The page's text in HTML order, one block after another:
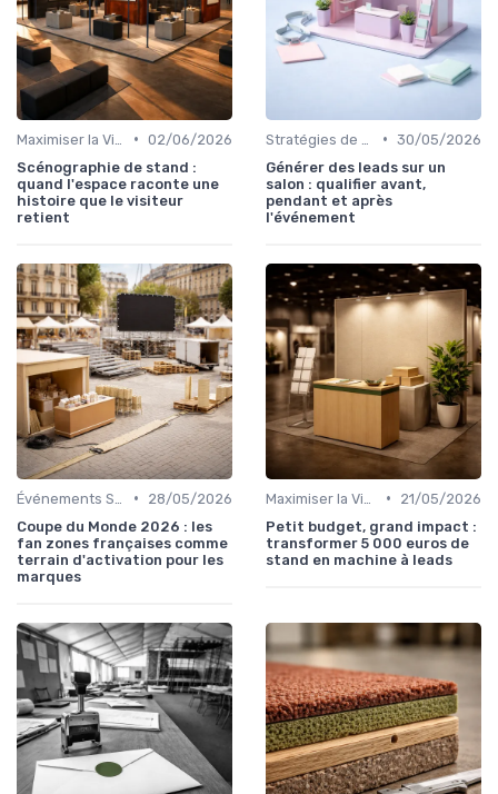
• 02/06/2026
Scénographie de stand :
quand l'espace raconte une
histoire que le visiteur
retient
• 30/05/2026
Générer des leads sur un
salon : qualifier avant,
pendant et après
l'événement
•
28/05/2026
Coupe du Monde 2026 : les
fan zones françaises comme
terrain d'activation pour les
marques
•
21/05/2026
Petit budget, grand impact :
transformer 5 000 euros de
stand en machine à leads